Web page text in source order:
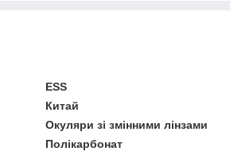
ESS
Китай
Окуляри зі змінними лінзами
Полікарбонат